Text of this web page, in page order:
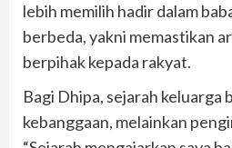
lebih memilih hadir dalam
berbeda, yakni memastikan
berpihak kepada rakyat.
Bagi Dhipa, sejarah keluarga
kebanggaan, melainkan